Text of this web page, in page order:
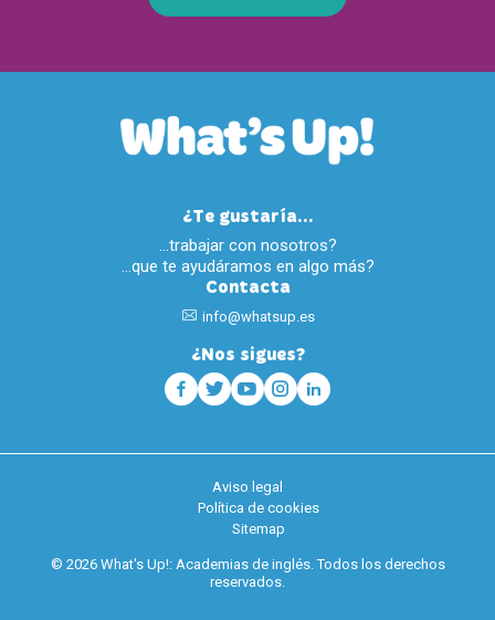
¿Te gustaría...
…trabajar con nosotros?
…que te ayudáramos en algo más?
Contacta
info@whatsup.es
¿Nos sigues?
Aviso legal
Política de cookies
Sitemap
© 2026 What's Up!: Academias de inglés. Todos los derechos
reservados.